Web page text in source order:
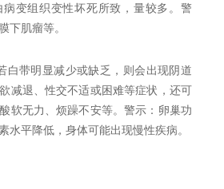
变组织变性坏死所致，量较多。警
下肌瘤等。
白带明显减少或缺乏，则会出现阴道
减退、性交不适或困难等症状，还可
软无力、烦躁不安等。警示：卵巢功
水平降低，身体可能出现慢性疾病。